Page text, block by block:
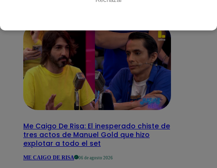
Me Caigo De Risa: El inesperado chiste de
tres actos de Manuel Gold que hizo
explotar a todo el set
ME CAIGO DE RISA 06 de agosto 2026